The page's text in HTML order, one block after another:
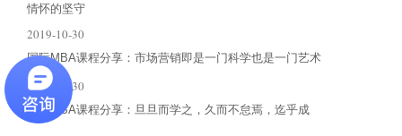
情怀的坚守
2019-10-30
国际MBA课程分享：市场营销即是一门科学也是一门艺术
2019-10-30
国际MBA课程分享：旦旦而学之，久而不怠焉，迄乎成